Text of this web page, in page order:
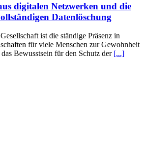
digitalen Netzwerken und die
Datenlöschung
ist die ständige Präsenz in
für viele Menschen zur Gewohnheit
Bewusstsein für den Schutz der [...]